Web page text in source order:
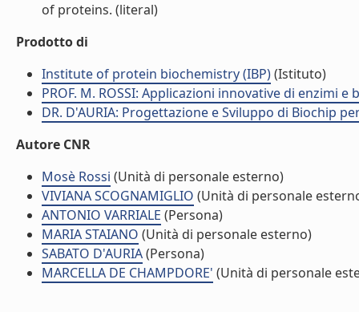
of proteins. (literal)
Prodotto di
Institute of protein biochemistry (IBP)(Istituto)
PROF. M. ROSSI: Applicazioni innovative di enzimi
DR. D'AURIA: Progettazione e Sviluppo di Biochip
Autore CNR
Mosè Rossi (Unità di personale esterno)
VIVIANA SCOGNAMIGLIO (Unità di personale
ANTONIO VARRIALE (Persona)
MARIA STAIANO (Unità di personale esterno)
SABATO D'AURIA(Persona)
MARCELLA DE CHAMPDORE' (Unità di personale